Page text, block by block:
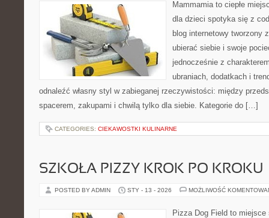
Mammamia to ciepłe
dla dzieci spotyka się z
blog internetowy tworzony
ubierać siebie i swoje
jednocześnie z
ubraniach, dodatkach i
odnaleźć własny styl w zabieganej rzeczywistości: między
spacerem, zakupami i chwilą tylko dla siebie. Kategorie do […]
CATEGORIES: CIEKAWOSTKI KULINARNE
SZKOŁA PIZZY KROK PO KROKU
POSTED BY ADMIN STY - 13 - 2026 MOŻLIWOŚĆ
Pizza Dog Field to